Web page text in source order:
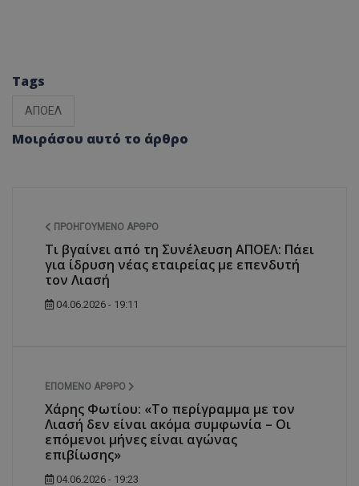
Tags
ΑΠΟΕΛ
Μοιράσου αυτό το άρθρο
ΠΡΟΗΓΟΎΜΕΝΟ ΆΡΘΡΟ
Τι βγαίνει από τη Συνέλευση ΑΠΟΕΛ: Πάει
για ίδρυση νέας εταιρείας με επενδυτή
τον Λιασή
04.06.2026 - 19:11
ΕΠΌΜΕΝΟ ΆΡΘΡΟ
Χάρης Φωτίου: «Το περίγραμμα με τον
Λιασή δεν είναι ακόμα συμφωνία – Οι
επόμενοι μήνες είναι αγώνας
επιβίωσης»
04.06.2026 - 19:23